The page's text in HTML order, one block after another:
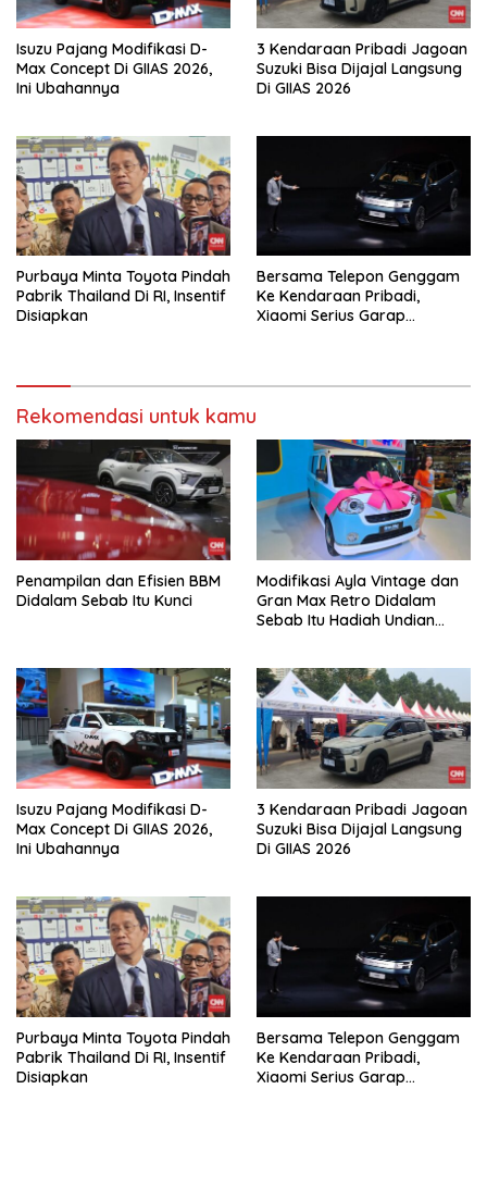
Isuzu Pajang Modifikasi D-
Max Concept Di GIIAS 2026,
Ini Ubahannya
3 Kendaraan Pribadi Jagoan
Suzuki Bisa Dijajal Langsung
Di GIIAS 2026
Purbaya Minta Toyota Pindah
Pabrik Thailand Di RI, Insentif
Disiapkan
Bersama Telepon Genggam
Ke Kendaraan Pribadi,
Xiaomi Serius Garap
Rekomendasi untuk kamu
Penampilan dan Efisien BBM
Didalam Sebab Itu Kunci
Modifikasi Ayla Vintage dan
Gran Max Retro Didalam
Sebab Itu Hadiah Undian
Isuzu Pajang Modifikasi D-
Max Concept Di GIIAS 2026,
Ini Ubahannya
3 Kendaraan Pribadi Jagoan
Suzuki Bisa Dijajal Langsung
Di GIIAS 2026
Purbaya Minta Toyota Pindah
Pabrik Thailand Di RI, Insentif
Disiapkan
Bersama Telepon Genggam
Ke Kendaraan Pribadi,
Xiaomi Serius Garap